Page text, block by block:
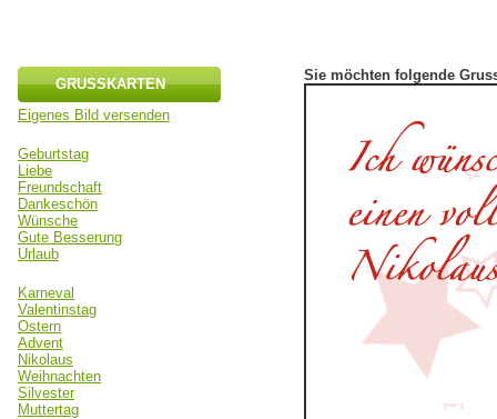
GRUSSKARTEN
Eigenes Bild versenden
Geburtstag
Liebe
Freundschaft
Dankeschön
Wünsche
Gute Besserung
Urlaub
Karneval
Valentinstag
Ostern
Advent
Nikolaus
Weihnachten
Silvester
Muttertag
Sie möchten folgende